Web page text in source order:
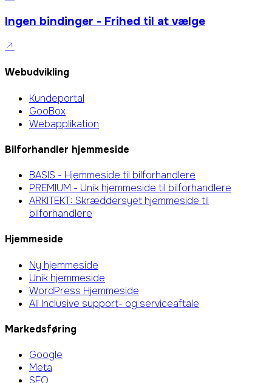
Ingen bindinger - Frihed til at vælge
Webudvikling
Kundeportal
GooBox
Webapplikation
Bilforhandler hjemmeside
BASIS - Hjemmeside til bilforhandlere
PREMIUM - Unik hjemmeside til bilforhandlere
ARKITEKT: Skræddersyet hjemmeside til
bilforhandlere
Hjemmeside
Ny hjemmeside
Unik hjemmeside
WordPress Hjemmeside
All Inclusive support- og serviceaftale
Markedsføring
Google
Meta
SEO